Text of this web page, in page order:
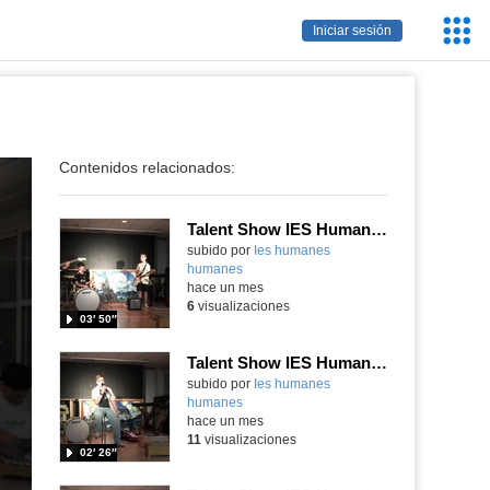
Iniciar sesión
Contenidos relacionados:
Talent Show IES Humanes
subido por Ies humanes
humanes
03′ 50″
-
hace un mes
6visualizaciones
Talent Show IES Humanes
subido por Ies humanes
humanes
02′ 26″
-
hace un mes
11 visualizaciones